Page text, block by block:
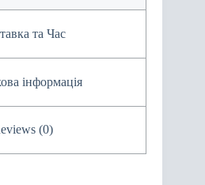
та Час
інформація
(0)